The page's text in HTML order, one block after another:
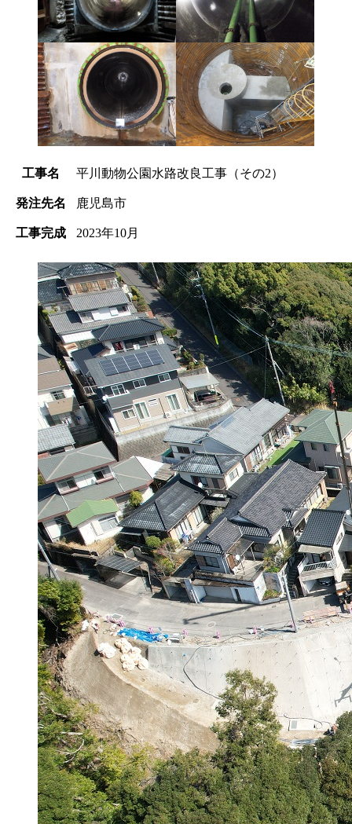
工事名 平川動物公園水路改良工事（その2）
発注先名 鹿児島市
工事完成 2023年10月